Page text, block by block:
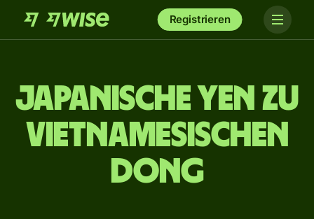
Registrieren
Japanische Yen zu
vietnamesischen
Dong